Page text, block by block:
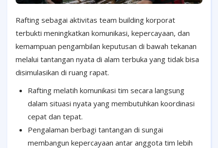
Rafting sebagai aktivitas team building korporat
terbukti meningkatkan komunikasi, kepercayaan, dan
kemampuan pengambilan keputusan di bawah tekanan
melalui tantangan nyata di alam terbuka yang tidak bisa
disimulasikan di ruang rapat.
Rafting melatih komunikasi tim secara langsung
dalam situasi nyata yang membutuhkan koordinasi
cepat dan tepat.
Pengalaman berbagi tantangan di sungai
membangun kepercayaan antar anggota tim lebih